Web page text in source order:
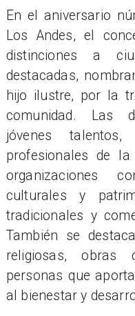
En el aniversario
Los Andes, el
distinciones a
destacadas,
hijo ilustre, por la
comunidad. Las
jóvenes talentos,
profesionales de la
organizaciones
culturales y
tradicionales y
También se
religiosas, obras
personas que
al bienestar y